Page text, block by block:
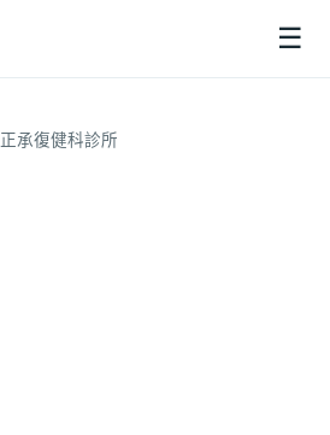
☰
正承復健科診所